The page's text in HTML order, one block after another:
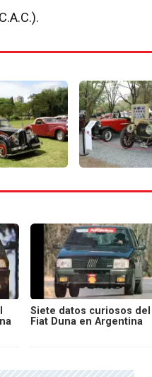
Siete datos curiosos del
Fiat Duna en Argentina